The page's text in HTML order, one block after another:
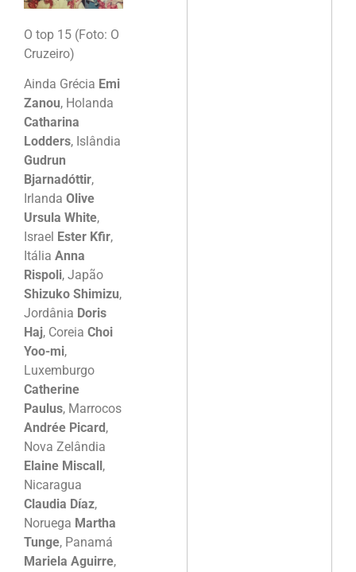
O top 15 (Foto: O
Cruzeiro)
Ainda Grécia Emi
Zanou, Holanda
Catharina
Lodders, Islândia
Gudrun
Bjarnadóttir,
Irlanda Olive
Ursula White,
Israel Ester Kfir,
Itália Anna
Rispoli, Japão
Shizuko Shimizu,
Jordânia Doris
Haj, Coreia Choi
Yoo-mi,
Luxemburgo
Catherine
Paulus, Marrocos
Andrée Picard ,
Nova Zelândia
Elaine Miscall ,
Nicaragua
Claudia Díaz,
Noruega Martha
Tunge, Panamá
Mariela Aguirre,